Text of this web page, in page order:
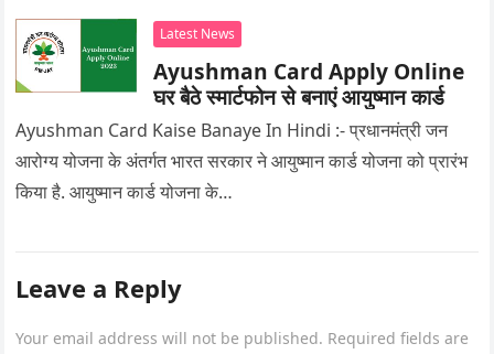
Latest News
Ayushman Card Apply Online
घर बैठे स्मार्टफोन से बनाएं आयुष्मान कार्ड
Ayushman Card Kaise Banaye In Hindi :- प्रधानमंत्री जन
आरोग्य योजना के अंतर्गत भारत सरकार ने आयुष्मान कार्ड योजना को प्रारंभ
किया है. आयुष्मान कार्ड योजना के…
Leave a Reply
Your email address will not be published. Required fields are